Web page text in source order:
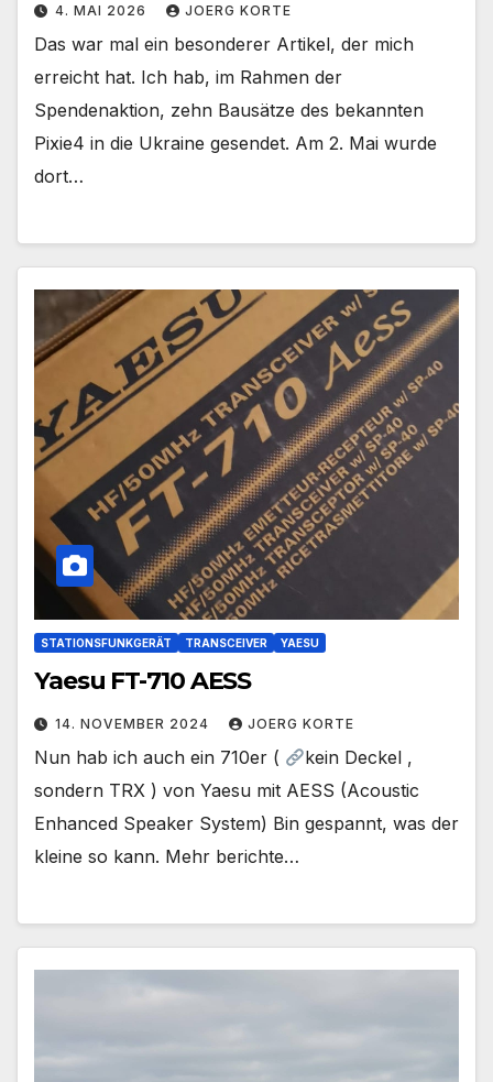
4. MAI 2026 JOERG KORTE
Das war mal ein besonderer Artikel, der mich
erreicht hat. Ich hab, im Rahmen der
Spendenaktion, zehn Bausätze des bekannten
Pixie4 in die Ukraine gesendet. Am 2. Mai wurde
dort…
STATIONSFUNKGERÄT TRANSCEIVER YAESU
Yaesu FT-710 AESS
14. NOVEMBER 2024 JOERG KORTE
Nun hab ich auch ein 710er (
kein Deckel ,
sondern TRX ) von Yaesu mit AESS (Acoustic
Enhanced Speaker System) Bin gespannt, was der
kleine so kann. Mehr berichte…